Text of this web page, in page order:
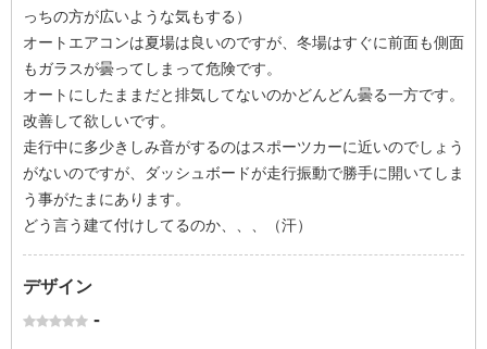
っちの方が広いような気もする）
オートエアコンは夏場は良いのですが、冬場はすぐに前面も側面
もガラスが曇ってしまって危険です。
オートにしたままだと排気してないのかどんどん曇る一方です。
改善して欲しいです。
走行中に多少きしみ音がするのはスポーツカーに近いのでしょう
がないのですが、ダッシュボードが走行振動で勝手に開いてしま
う事がたまにあります。
どう言う建て付けしてるのか、、、（汗）
デザイン
-